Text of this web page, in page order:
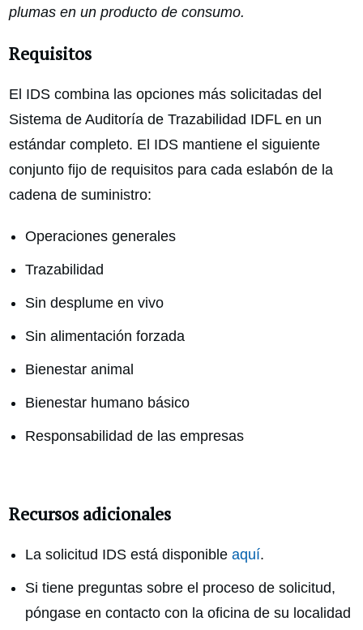
plumas en un producto de consumo.
Requisitos
El IDS combina las opciones más solicitadas del
Sistema de Auditoría de Trazabilidad IDFL en un
estándar completo. El IDS mantiene el siguiente
conjunto fijo de requisitos para cada eslabón de la
cadena de suministro:
Operaciones generales
Trazabilidad
Sin desplume en vivo
Sin alimentación forzada
Bienestar animal
Bienestar humano básico
Responsabilidad de las empresas
Recursos adicionales
La solicitud IDS está disponible aquí.
Si tiene preguntas sobre el proceso de solicitud,
póngase en contacto con la oficina de su localidad